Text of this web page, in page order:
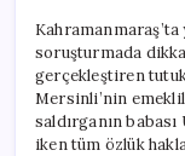
Kahramanmaraş’ta
soruşturmada
gerçekleştiren
Mersinli’nin
saldırganın
iken tüm özlük